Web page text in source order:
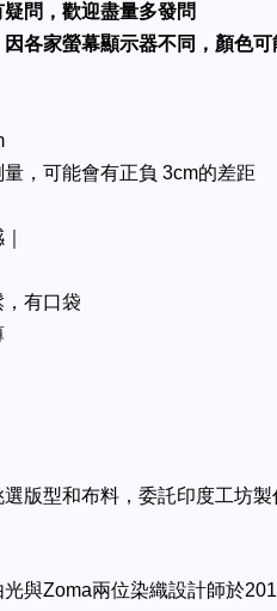
問，歡迎盡量多發問
各家螢幕顯示器不同，顏色可
量，可能會有正負 3cm的差距
有口袋
版型和布料，委託印度工坊製
與Zoma兩位染織設計師於